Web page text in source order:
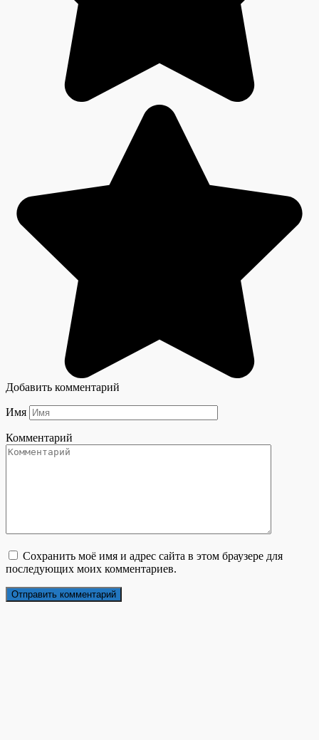
Добавить комментарий
Имя
Комментарий
Сохранить моё имя и адрес сайта в этом браузере для
последующих моих комментариев.